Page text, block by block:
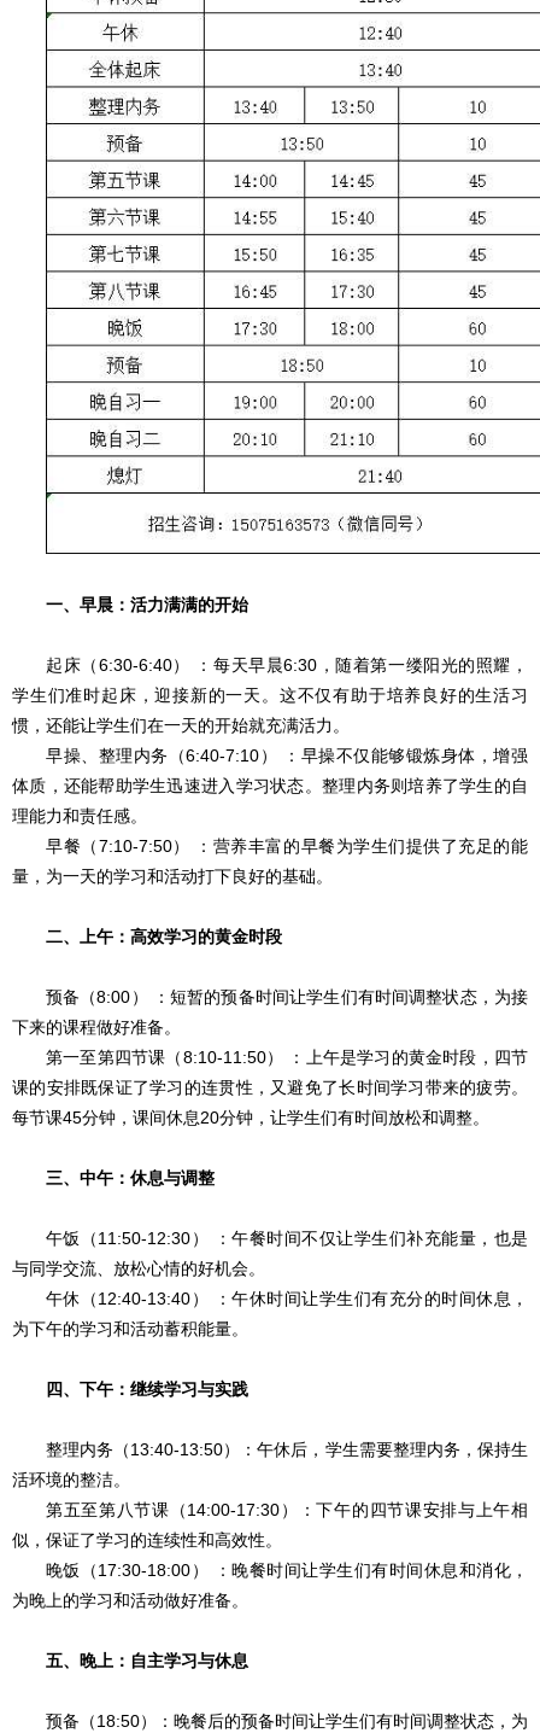
一、早晨：活力满满的开始
起床（6:30-6:40） ：每天早晨6:30，随着第一缕阳光的照耀，
学生们准时起床，迎接新的一天。这不仅有助于培养良好的生活习
惯，还能让学生们在一天的开始就充满活力。
早操、整理内务（6:40-7:10） ：早操不仅能够锻炼身体，增强
体质，还能帮助学生迅速进入学习状态。整理内务则培养了学生的自
理能力和责任感。
早餐（7:10-7:50） ：营养丰富的早餐为学生们提供了充足的能
量，为一天的学习和活动打下良好的基础。
二、上午：高效学习的黄金时段
预备（8:00） ：短暂的预备时间让学生们有时间调整状态，为接
下来的课程做好准备。
第一至第四节课（8:10-11:50） ：上午是学习的黄金时段，四节
课的安排既保证了学习的连贯性，又避免了长时间学习带来的疲劳。
每节课45分钟，课间休息20分钟，让学生们有时间放松和调整。
三、中午：休息与调整
午饭（11:50-12:30） ：午餐时间不仅让学生们补充能量，也是
与同学交流、放松心情的好机会。
午休（12:40-13:40） ：午休时间让学生们有充分的时间休息，
为下午的学习和活动蓄积能量。
四、下午：继续学习与实践
整理内务（13:40-13:50）：午休后，学生需要整理内务，保持生
活环境的整洁。
第五至第八节课（14:00-17:30）：下午的四节课安排与上午相
似，保证了学习的连续性和高效性。
晚饭（17:30-18:00） ：晚餐时间让学生们有时间休息和消化，
为晚上的学习和活动做好准备。
五、晚上：自主学习与休息
预备（18:50）：晚餐后的预备时间让学生们有时间调整状态，为